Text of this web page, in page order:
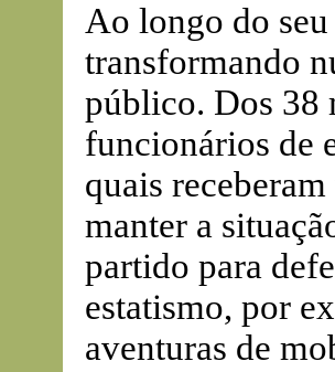
Ao longo do
transformando
público. Dos 38
funcionários de
quais
manter a
partido para
estatismo, por
aventuras de